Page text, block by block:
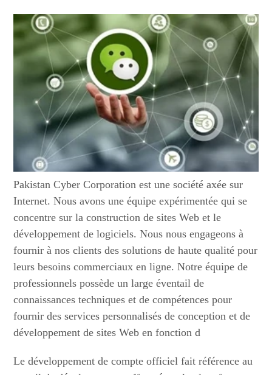
Pakistan Cyber Corporation est une société axée sur
Internet. Nous avons une équipe expérimentée qui se
concentre sur la construction de sites Web et le
développement de logiciels. Nous nous engageons à
fournir à nos clients des solutions de haute qualité pour
leurs besoins commerciaux en ligne. Notre équipe de
professionnels possède un large éventail de
connaissances techniques et de compétences pour
fournir des services personnalisés de conception et de
développement de sites Web en fonction d
Le développement de compte officiel fait référence au